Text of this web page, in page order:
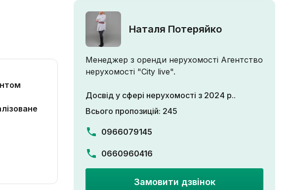
Наталя Потеряйко
Менеджер з оренди нерухомості Агентство
нерухомості "City live".
Досвід у сфері нерухомості з 2024 р..
Всього пропозицій: 245
0966079145
0660960416
Замовити дзвінок